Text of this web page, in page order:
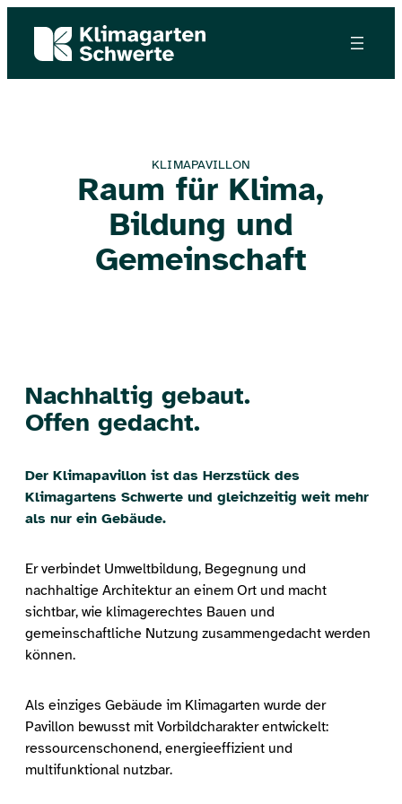
KLIMAPAVILLON
Raum für Klima,
Bildung und
Gemeinschaft
Nachhaltig gebaut.
Offen gedacht.
Der Klimapavillon ist das Herzstück des
Klimagartens Schwerte und gleichzeitig weit mehr
als nur ein Gebäude.
Er verbindet Umweltbildung, Begegnung und
nachhaltige Architektur an einem Ort und macht
sichtbar, wie klimagerechtes Bauen und
gemeinschaftliche Nutzung zusammengedacht werden
können.
Als einziges Gebäude im Klimagarten wurde der
Pavillon bewusst mit Vorbildcharakter entwickelt:
ressourcenschonend, energieeffizient und
multifunktional nutzbar.